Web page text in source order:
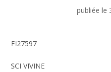
publiée le
FI27597
SCI VIVINE